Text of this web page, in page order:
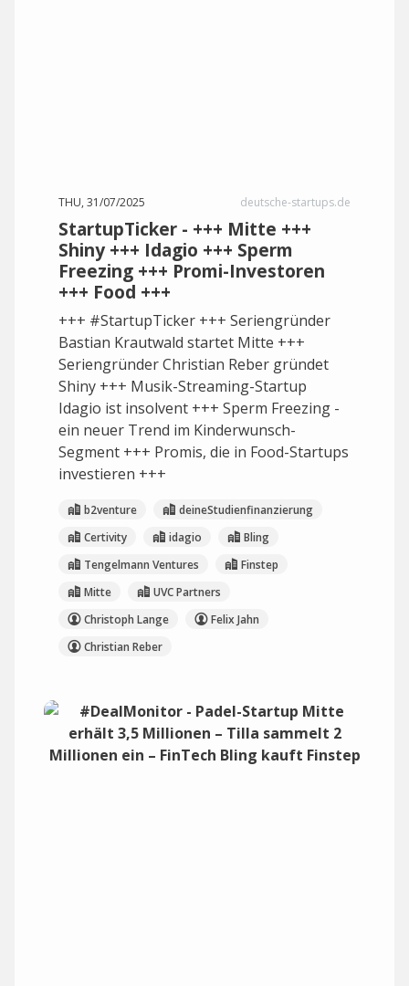
THU, 31/07/2025 deutsche-startups.de
StartupTicker - +++ Mitte +++
Shiny +++ Idagio +++ Sperm
Freezing +++ Promi-Investoren
+++ Food +++
+++ #StartupTicker +++ Seriengründer
Bastian Krautwald startet Mitte +++
Seriengründer Christian Reber gründet
Shiny +++ Musik-Streaming-Startup
Idagio ist insolvent +++ Sperm Freezing -
ein neuer Trend im Kinderwunsch-
Segment +++ Promis, die in Food-Startups
investieren +++
b2venture
deineStudienfinanzierung
Certivity
idagio
Bling
Tengelmann Ventures
Finstep
Mitte
UVC Partners
Christoph Lange
Felix Jahn
Christian Reber